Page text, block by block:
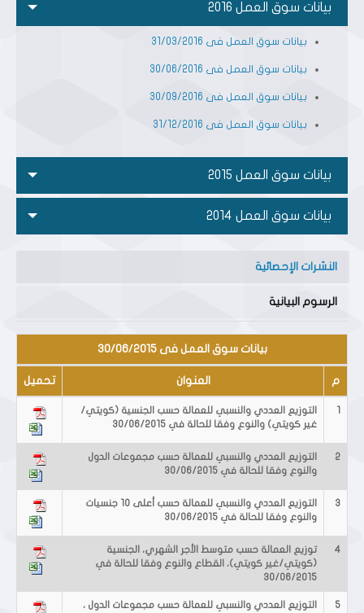
بيانات سوق العمل 2016
بيانات سوق العمل فى 31/03/2016
بيانات سوق العمل فى 30/06/2016
بيانات سوق العمل فى 30/09/2016
بيانات سوق العمل فى 31/12/2016
بيانات سوق العمل 2015
بيانات سوق العمل 2014
النشرات الإحصائية
الرسوم البيانية
بيانات سوق العمل فى 30/06/2015
م العنوان تحميل
1
التوزيع العددي والنسبي للعمالة حسب الجنسية (كويتي/
غير كويتي) والنوع وفقا للحالة في 30/06/2015
2
التوزيع العددي والنسبي للعمالة حسب مجموعات الدول
والنوع وفقا للحالة في 30/06/2015
3
التوزيع العددي والنسبي للعمالة حسب أعلى 10 جنسيات
والنوع وفقا للحالة في 30/06/2015
4
توزيع العمالة حسب متوسط الأجر الشهري، الجنسية
(كويتي/غير كويتي)، القطاع والنوع وفقا للحالة في
30/06/2015
5
التوزيع العددي والنسبي للعمالة حسب مجموعات الدول ،